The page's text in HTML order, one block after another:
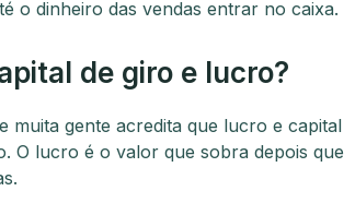
o dinheiro das vendas entrar no caixa.
de giro e lucro?
muita gente acredita que lucro e capital
O lucro é o valor que sobra depois que